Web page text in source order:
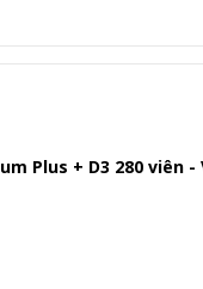
Plus + D3 280 viên